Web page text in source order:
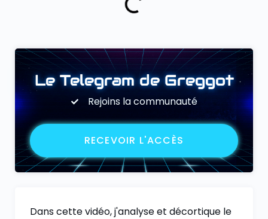
Dans cette vidéo, j'analyse et décortique le
Le Telegram de Greggot
Rejoins la communauté
RECEVOIR L'ACCÈS